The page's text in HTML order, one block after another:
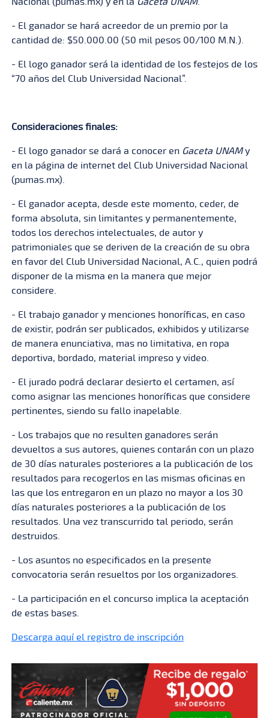
- El ganador se hará acreedor de un premio por la
cantidad de: $50.000.00 (50 mil pesos 00/100 M.N.).
- El logo ganador será la identidad de los festejos de los
“70 años del Club Universidad Nacional”.
Consideraciones finales:
- El logo ganador se dará a conocer en Gaceta UNAMy
en la página de internet del Club Universidad Nacional
(pumas.mx).
- El ganador acepta, desde este momento, ceder, de
forma absoluta, sin limitantes y permanentemente,
todos los derechos intelectuales, de autor y
patrimoniales que se deriven de la creación de su obra
en favor del Club Universidad Nacional, A.C., quien podrá
disponer de la misma en la manera que mejor
considere.
- El trabajo ganador y menciones honoríficas, en caso
de existir, podrán ser publicados, exhibidos y utilizarse
de manera enunciativa, mas no limitativa, en ropa
deportiva, bordado, material impreso y video.
- El jurado podrá declarar desierto el certamen, así
como asignar las menciones honoríficas que considere
pertinentes, siendo su fallo inapelable.
- Los trabajos que no resulten ganadores serán
devueltos a sus autores, quienes contarán con un plazo
de 30 días naturales posteriores a la publicación de los
resultados para recogerlos en las mismas oficinas en
las que los entregaron en un plazo no mayor a los 30
días naturales posteriores a la publicación de los
resultados. Una vez transcurrido tal periodo, serán
destruidos.
- Los asuntos no especificados en la presente
convocatoria serán resueltos por los organizadores.
- La participación en el concurso implica la aceptación
de estas bases.
Descarga aquí el registro de inscripción